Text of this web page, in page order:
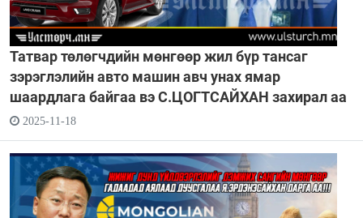
Татвар төлөгчдийн мөнгөөр жил бүр тансаг
зэрэглэлийн авто машин авч унах ямар
шаардлага байгаа вэ С.ЦОГТСАЙХАН захирал аа
2025-11-18